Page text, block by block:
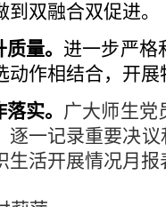
双融合双促进。
量。 进一步严格
动作相结合，开展
实。 广大师生党
逐一记录重要决
生活开展情况月